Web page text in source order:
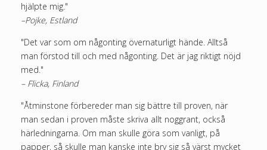
hjälpte mig."
–Pojke, Estland
"Det var som om någonting övernaturligt hände. Alltså
man förstod till och med någonting. Det är jag riktigt nöjd
med."
– Flicka, Finland
"Åtminstone förbereder man sig bättre till proven, när
man sedan i proven måste skriva allt noggrant, också
härledningarna. Om man skulle göra som vanligt, på
papper, så skulle man kanske inte bry sig så värst mycket